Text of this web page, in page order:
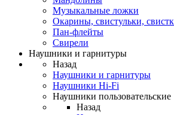
Музыкальные ложки
Окарины, свистульки,
Пан-флейты
Свирели
Наушники и гарнитуры
Назад
Наушники и гарнитуры
Наушники Hi-Fi
Наушники пользовательские
Назад